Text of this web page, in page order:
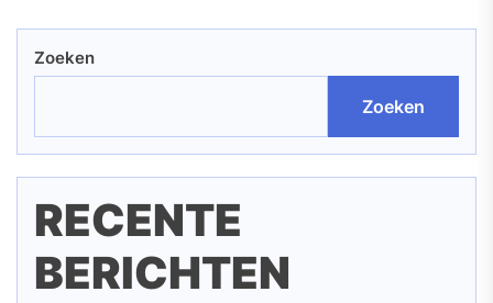
Zoeken
Zoeken
RECENTE
BERICHTEN